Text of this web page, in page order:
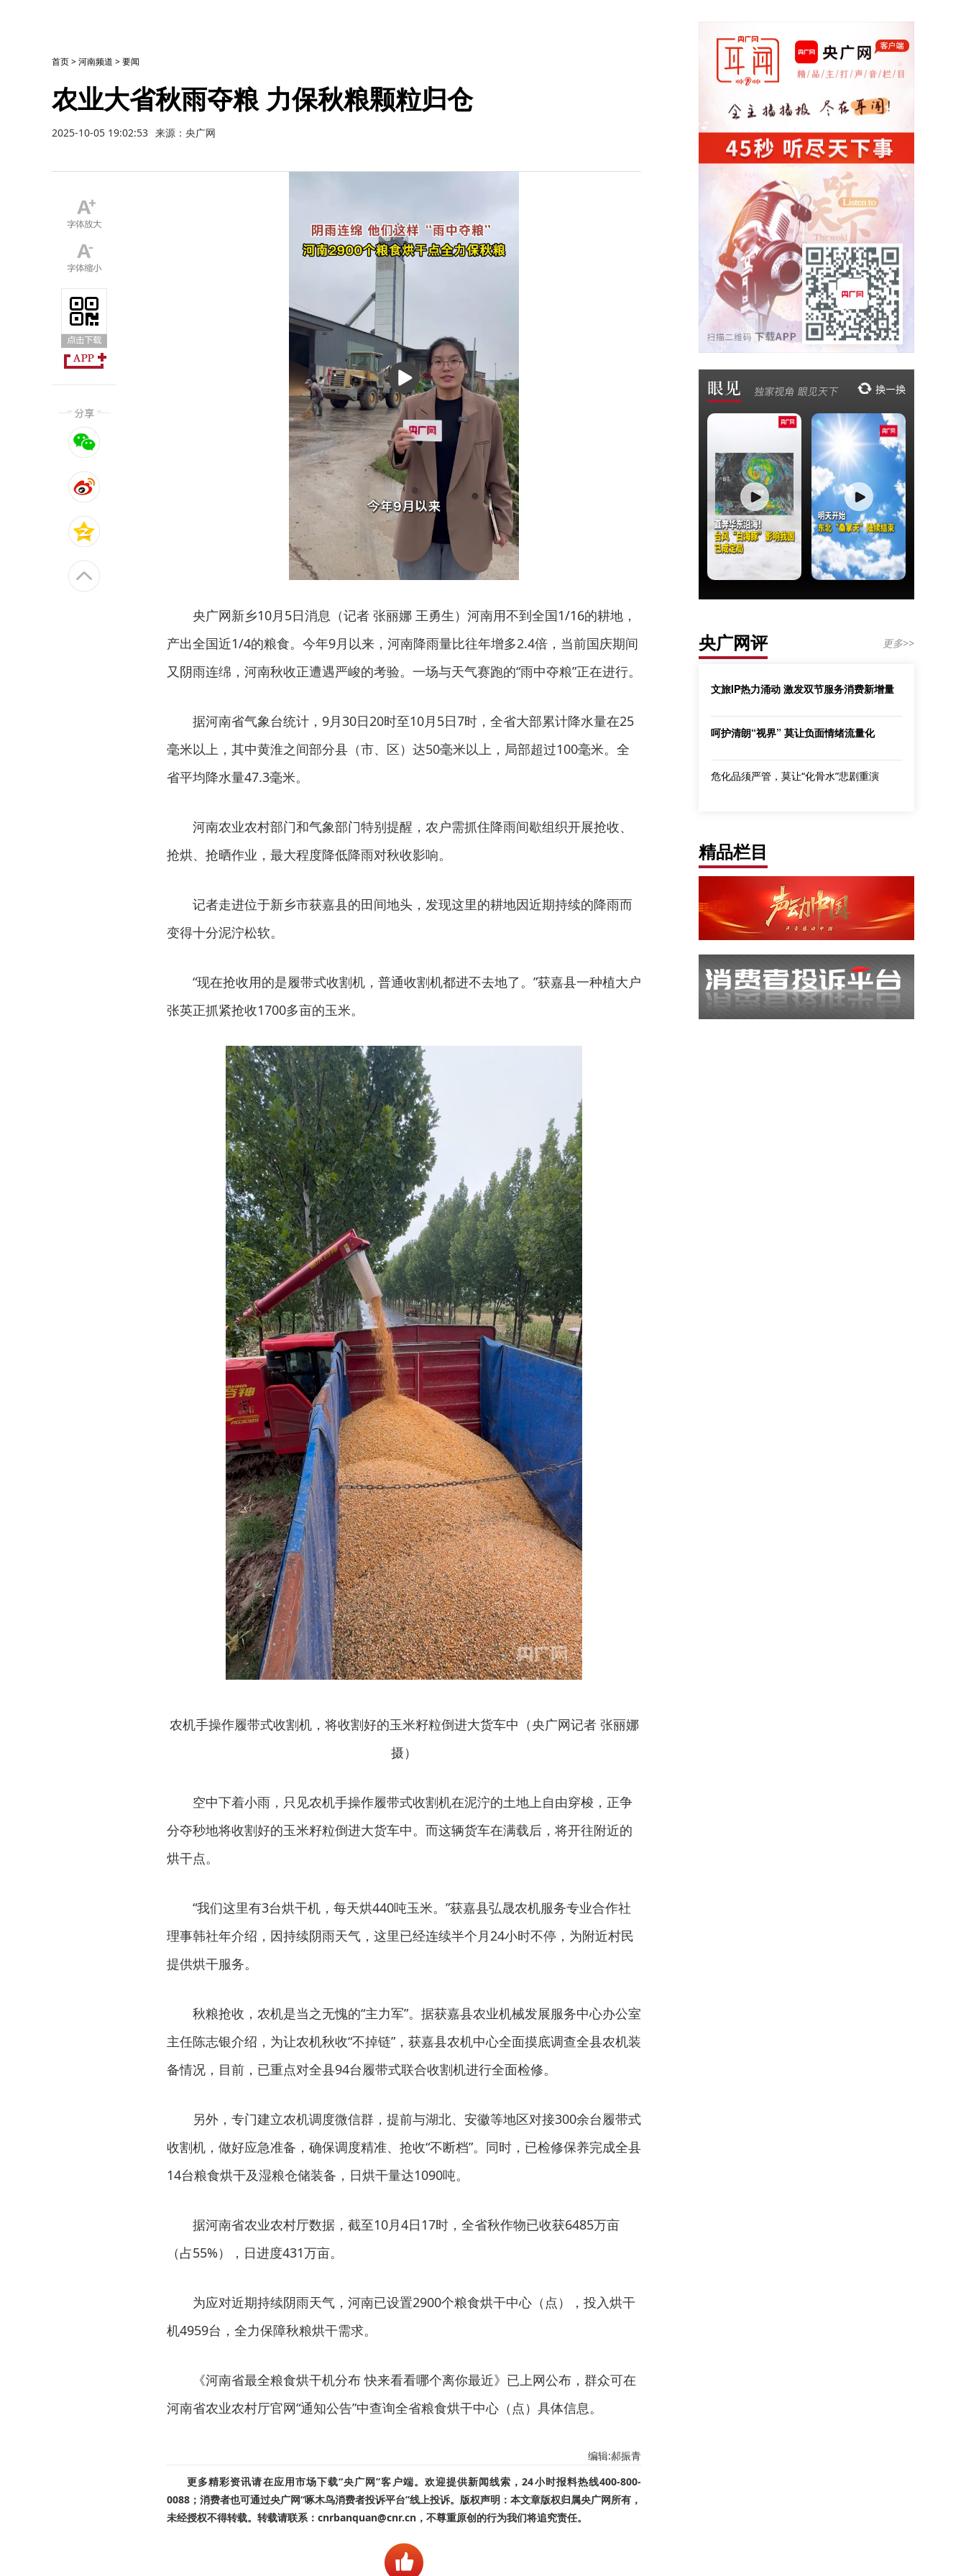
首页>河南频道 >要闻
农业大省秋雨夺粮 力保秋粮颗粒归仓
2025-10-05 19:02:53 来源：央广网
播
放
央广网新乡10月5日消息（记者 张丽娜 王勇生）河南用不到全国1/16的耕地，
产出全国近1/4的粮食。今年9月以来，河南降雨量比往年增多2.4倍，当前国庆期间
又阴雨连绵，河南秋收正遭遇严峻的考验。一场与天气赛跑的“雨中夺粮”正在进行。
据河南省气象台统计，9月30日20时至10月5日7时，全省大部累计降水量在25
毫米以上，其中黄淮之间部分县（市、区）达50毫米以上，局部超过100毫米。全
省平均降水量47.3毫米。
河南农业农村部门和气象部门特别提醒，农户需抓住降雨间歇组织开展抢收、
抢烘、抢晒作业，最大程度降低降雨对秋收影响。
记者走进位于新乡市获嘉县的田间地头，发现这里的耕地因近期持续的降雨而
变得十分泥泞松软。
“现在抢收用的是履带式收割机，普通收割机都进不去地了。”获嘉县一种植大户
张英正抓紧抢收1700多亩的玉米。
农机手操作履带式收割机，将收割好的玉米籽粒倒进大货车中（央广网记者 张丽娜
摄）
空中下着小雨，只见农机手操作履带式收割机在泥泞的土地上自由穿梭，正争
分夺秒地将收割好的玉米籽粒倒进大货车中。而这辆货车在满载后，将开往附近的
烘干点。
“我们这里有3台烘干机，每天烘440吨玉米。”获嘉县弘晟农机服务专业合作社
理事韩社年介绍，因持续阴雨天气，这里已经连续半个月24小时不停，为附近村民
提供烘干服务。
秋粮抢收，农机是当之无愧的“主力军”。据获嘉县农业机械发展服务中心办公室
主任陈志银介绍，为让农机秋收“不掉链”，获嘉县农机中心全面摸底调查全县农机装
备情况，目前，已重点对全县94台履带式联合收割机进行全面检修。
另外，专门建立农机调度微信群，提前与湖北、安徽等地区对接300余台履带式
收割机，做好应急准备，确保调度精准、抢收“不断档”。同时，已检修保养完成全县
14台粮食烘干及湿粮仓储装备，日烘干量达1090吨。
据河南省农业农村厅数据，截至10月4日17时，全省秋作物已收获6485万亩
（占55%），日进度431万亩。
为应对近期持续阴雨天气，河南已设置2900个粮食烘干中心（点），投入烘干
机4959台，全力保障秋粮烘干需求。
《河南省最全粮食烘干机分布 快来看看哪个离你最近》已上网公布，群众可在
河南省农业农村厅官网“通知公告”中查询全省粮食烘干中心（点）具体信息。
编辑:郝振青
更多精彩资讯请在应用市场下载“央广网”客户端。欢迎提供新闻线索，24小时报料热线400-800-
0088；消费者也可通过央广网“啄木鸟消费者投诉平台”线上投诉。版权声明：本文章版权归属央广网所有，
未经授权不得转载。转载请联系：cnrbanquan@cnr.cn，不尊重原创的行为我们将追究责任。
央广网评 更多>>
文旅IP热力涌动 激发双节服务消费新增量
呵护清朗“视界” 莫让负面情绪流量化
危化品须严管，莫让“化骨水”悲剧重演
精品栏目